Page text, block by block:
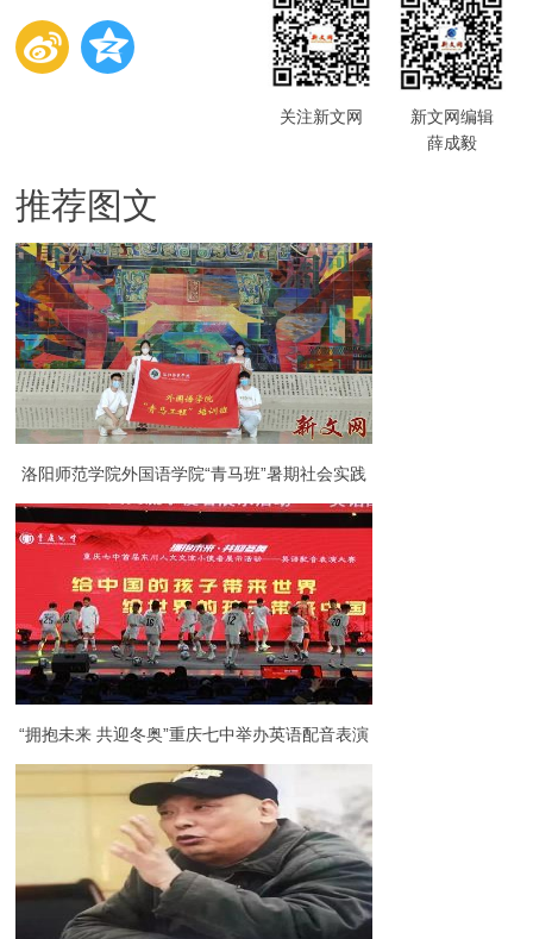
关注新文网
新文网编辑
薛成毅
推荐图文
洛阳师范学院外国语学院“青马班”暑期社会实践
（一）
“拥抱未来 共迎冬奥”重庆七中举办英语配音表演
大赛暨初2024级迎春活动